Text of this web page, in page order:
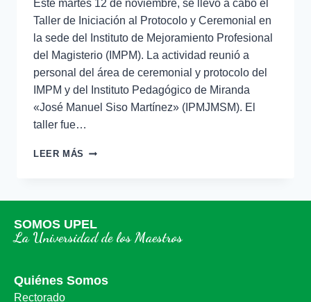
Este martes 12 de noviembre, se llevó a cabo el
Taller de Iniciación al Protocolo y Ceremonial en
la sede del Instituto de Mejoramiento Profesional
del Magisterio (IMPM). La actividad reunió a
personal del área de ceremonial y protocolo del
IMPM y del Instituto Pedagógico de Miranda
«José Manuel Siso Martínez» (IPMJMSM). El
taller fue…
LEER MÁS
SOMOS UPEL
La Universidad de los Maestros
Quiénes Somos
Rectorado